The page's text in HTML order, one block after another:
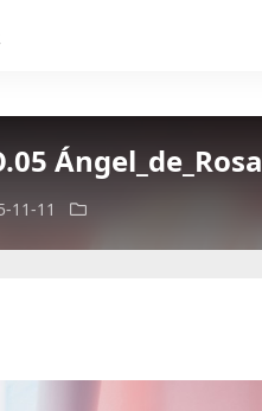
Ángel_de_Rosa
11-11